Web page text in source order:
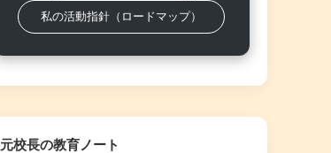
私の活動指針（ロードマップ）
元校長の教育ノート